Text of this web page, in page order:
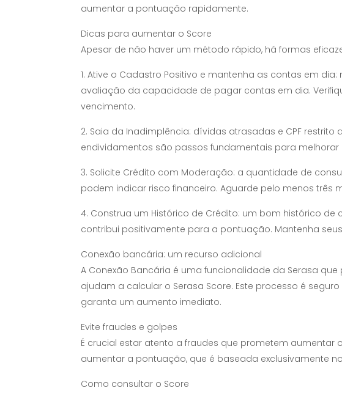
aumentar a pontuação rapidamente.
Dicas para aumentar o Score
Apesar de não haver um método rápido, há formas
1. Ative o Cadastro Positivo e mantenha as contas em
avaliação da capacidade de pagar contas em dia.
vencimento.
2. Saia da Inadimplência: dívidas atrasadas e CPF
endividamentos são passos fundamentais para melhorar
3. Solicite Crédito com Moderação: a quantidade de
podem indicar risco financeiro. Aguarde pelo menos três
4. Construa um Histórico de Crédito: um bom histórico
contribui positivamente para a pontuação. Mantenha
Conexão bancária: um recurso adicional
A Conexão Bancária é uma funcionalidade da Serasa
ajudam a calcular o Serasa Score. Este processo é
garanta um aumento imediato.
Evite fraudes e golpes
É crucial estar atento a fraudes que prometem
aumentar a pontuação, que é baseada exclusivamente
Como consultar o Score